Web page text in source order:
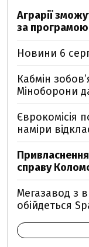
Аграрії
за
Новини 6
Кабмін
Міноборони
Єврокомісія
наміри
справу
Мегазавод з
обійдеться